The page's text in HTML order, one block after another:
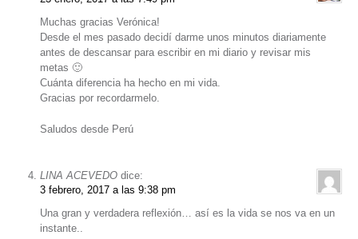
Muchas gracias Verónica!
Desde el mes pasado decidí darme unos minutos diariamente
antes de descansar para escribir en mi diario y revisar mis
metas 🙂
Cuánta diferencia ha hecho en mi vida.
Gracias por recordarmelo.
Saludos desde Perú
LINA ACEVEDO dice:
3 febrero, 2017 a las 9:38 pm
Una gran y verdadera reflexión… así es la vida se nos va en un
instante..